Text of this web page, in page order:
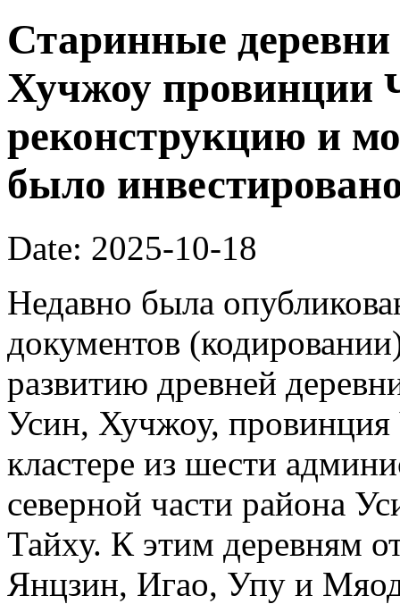
Старинные деревни
Хучжоу провинции
реконструкцию и
было
Date: 2025-10-18
Недавно была
документов
развитию древней
Усин, Хучжоу,
кластере из шести
северной части района
Тайху. К этим деревням
Янцзин, Игао, Упу и